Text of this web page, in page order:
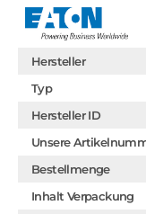
Hersteller
Typ
Hersteller ID
Unsere
Bestellmenge
Inhalt Verpackung